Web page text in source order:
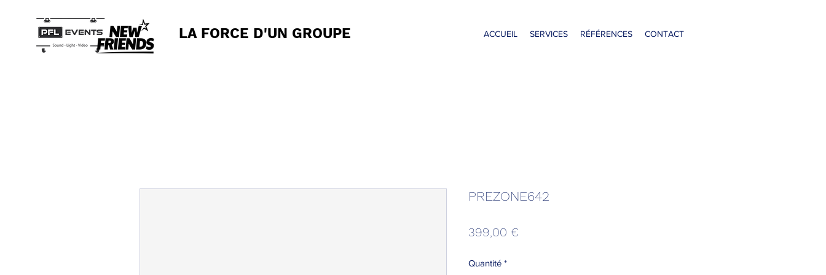
LA FORCE D'UN GROUPE ACCUEIL SERVICES RÉFÉRENCES CONTACT
PREZONE642
399,00 €
Quantité *